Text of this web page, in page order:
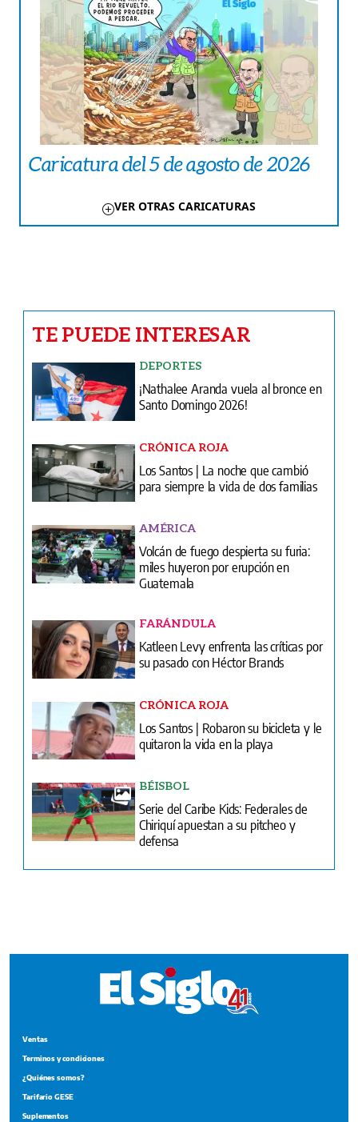
Caricatura del 5 de agosto de 2026
VER OTRAS CARICATURAS
¡Nathalee Aranda vuela al bronce en
Santo Domingo 2026!
CRÓNICA ROJA
Los Santos | La noche que cambió
para siempre la vida de dos familias
AMÉRICA
Volcán de fuego despierta su furia:
miles huyeron por erupción en
FARÁNDULA
Katleen Levy enfrenta las críticas por
su pasado con Héctor Brands
CRÓNICA ROJA
Los Santos | Robaron su bicicleta y le
quitaron la vida en la playa
BÉISBOL
Serie del Caribe Kids: Federales de
Chiriquí apuestan a su pitcheo y
Suplementos